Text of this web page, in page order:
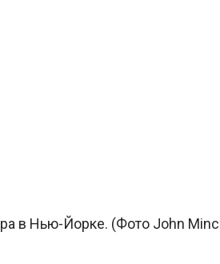
в Нью-Йорке. (Фото John